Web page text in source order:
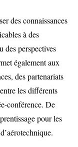
des connaissances
à des
des perspectives
également aux
des partenariats
les différents
conférence. De
pour les